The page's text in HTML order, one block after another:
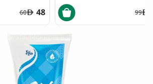
48
60 99